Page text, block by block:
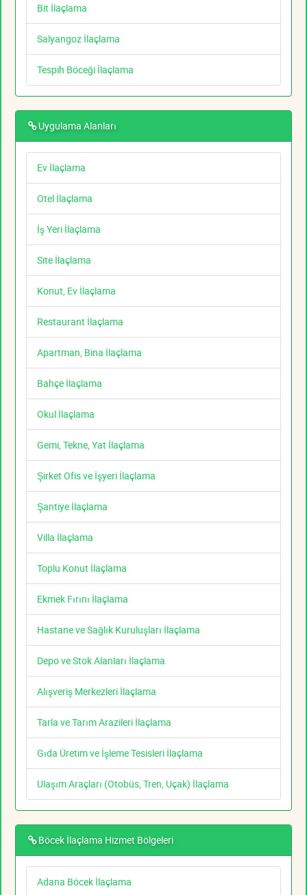
Bit İlaçlama
Salyangoz İlaçlama
Tespih Böceği İlaçlama
Uygulama Alanları
Ev İlaçlama
Otel İlaçlama
İş Yeri İlaçlama
Site İlaçlama
Konut, Ev İlaçlama
Restaurant İlaçlama
Apartman, Bina İlaçlama
Bahçe İlaçlama
Okul İlaçlama
Gemi, Tekne, Yat İlaçlama
Şirket Ofis ve İşyeri İlaçlama
Şantiye İlaçlama
Villa İlaçlama
Toplu Konut İlaçlama
Ekmek Fırını İlaçlama
Hastane ve Sağlık Kuruluşları İlaçlama
Depo ve Stok Alanları İlaçlama
Alışveriş Merkezleri İlaçlama
Tarla ve Tarım Arazileri İlaçlama
Gıda Üretim ve İşleme Tesisleri İlaçlama
Ulaşım Araçları (Otobüs, Tren, Uçak) İlaçlama
Böcek İlaçlama Hizmet Bölgeleri
Adana Böcek İlaçlama